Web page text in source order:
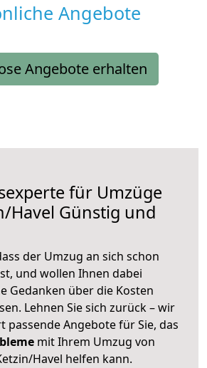
Angebote
Angebote erhalten
für Umzüge
Havel Günstig und
der Umzug an sich schon
und wollen Ihnen dabei
Gedanken über die Kosten
Lehnen Sie sich zurück – wir
passende Angebote für Sie, das
mit Ihrem Umzug von
Havel helfen kann.